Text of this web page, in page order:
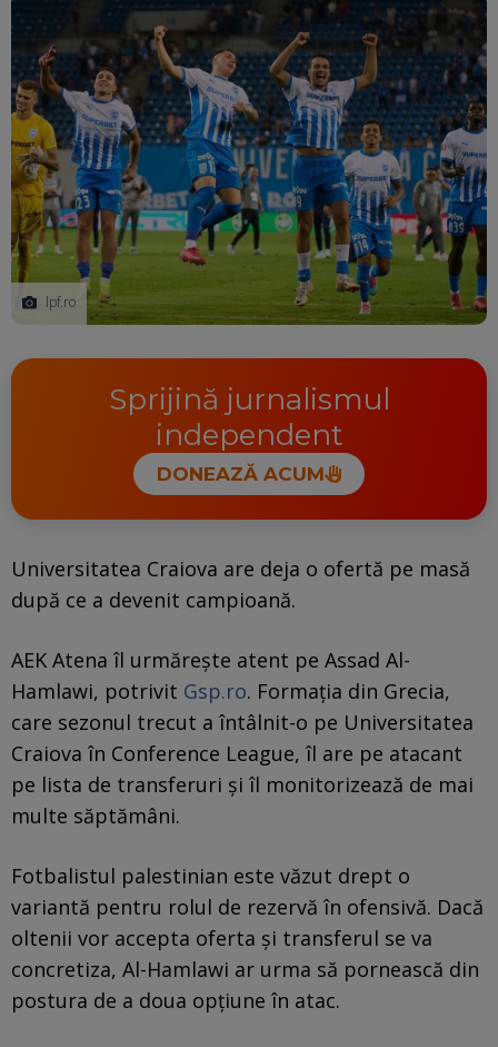
lpf.ro
Sprijină jurnalismul
independent
DONEAZĂ ACUM
Universitatea Craiova are deja o ofertă pe masă
după ce a devenit campioană.
AEK Atena îl urmărește atent pe Assad Al-
Hamlawi, potrivit Gsp.ro. Formația din Grecia,
care sezonul trecut a întâlnit-o pe Universitatea
Craiova în Conference League, îl are pe atacant
pe lista de transferuri și îl monitorizează de mai
multe săptămâni.
Fotbalistul palestinian este văzut drept o
variantă pentru rolul de rezervă în ofensivă. Dacă
oltenii vor accepta oferta și transferul se va
concretiza, Al-Hamlawi ar urma să pornească din
postura de a doua opțiune în atac.